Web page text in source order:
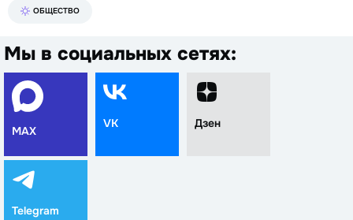
ОБЩЕСТВО
Мы в социальных сетях:
MAX
VK Дзен
Telegram